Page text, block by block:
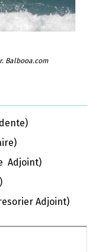
Balbooa.com
Adjoint)
Adjoint)